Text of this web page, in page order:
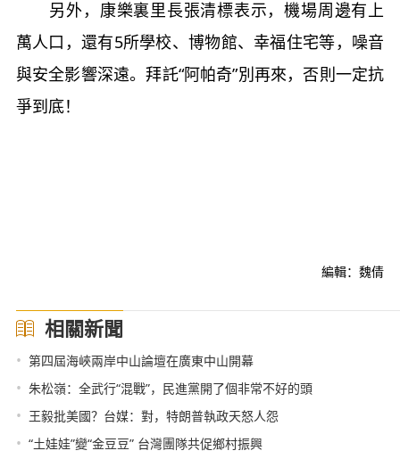
另外，康樂裏里長張清標表示，機場周邊有上
萬人口，還有5所學校、博物館、幸福住宅等，噪音
與安全影響深遠。拜託“阿帕奇”別再來，否則一定抗
爭到底！
編輯：魏倩
相關新聞
• 第四屆海峽兩岸中山論壇在廣東中山開幕
• 朱松嶺：全武行“混戰”，民進黨開了個非常不好的頭
• 王毅批美國？台媒：對，特朗普執政天怒人怨
• “土娃娃”變“金豆豆” 台灣團隊共促鄉村振興